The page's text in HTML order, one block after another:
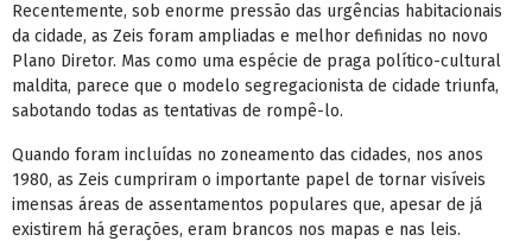
Recentemente, sob enorme pressão das urgências habitacionais
da cidade, as Zeis foram ampliadas e melhor definidas no novo
Plano Diretor. Mas como uma espécie de praga político-cultural
maldita, parece que o modelo segregacionista de cidade triunfa,
sabotando todas as tentativas de rompê-lo.
Quando foram incluídas no zoneamento das cidades, nos anos
1980, as Zeis cumpriram o importante papel de tornar visíveis
imensas áreas de assentamentos populares que, apesar de já
existirem há gerações, eram brancos nos mapas e nas leis.